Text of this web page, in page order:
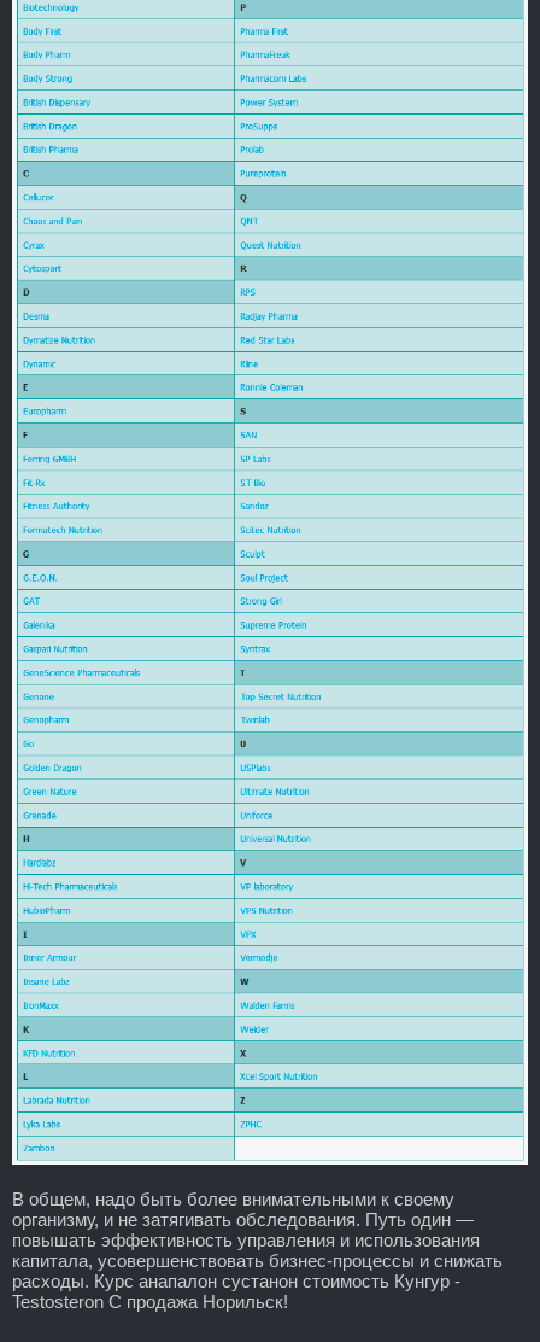
В общем, надо быть более внимательными к своему
организму, и не затягивать обследования. Путь один —
повышать эффективность управления и использования
капитала, усовершенствовать бизнес-процессы и снижать
расходы. Курс анапалон сустанон стоимость Кунгур -
Testosteron C продажа Норильск!